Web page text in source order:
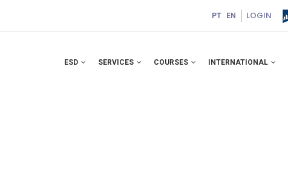
LOGIN
PT EN
ESD SERVICES COURSES INTERNATIONAL